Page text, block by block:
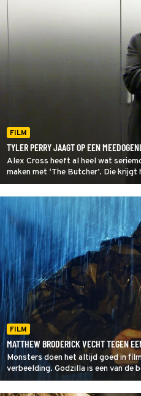
FILM
TYLER PERRY JAAGT OP EEN
Alex Cross heeft al heel wat
maken met ‘The Butcher’. Die
FILM
MATTHEW BRODERICK VECHT TEGEN
Monsters doen het altijd goed in
verbeelding. Godzilla is een van de